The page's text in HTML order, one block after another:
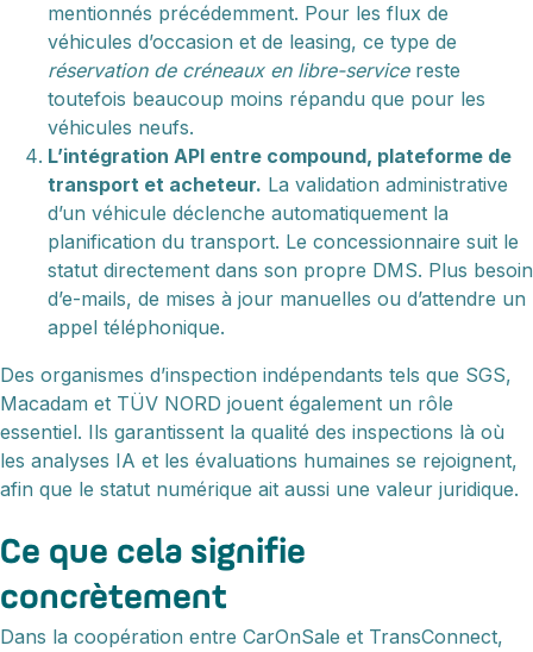
mentionnés précédemment. Pour les flux de
véhicules d’occasion et de leasing, ce type de
réservation de créneaux en libre-servicereste
toutefois beaucoup moins répandu que pour les
véhicules neufs.
L’intégration API entre compound, plateforme de
transport et acheteur. La validation administrative
d’un véhicule déclenche automatiquement la
planification du transport. Le concessionnaire suit le
statut directement dans son propre DMS. Plus besoin
d’e-mails, de mises à jour manuelles ou d’attendre un
appel téléphonique.
Des organismes d’inspection indépendants tels que SGS,
Macadam et TÜV NORD jouent également un rôle
essentiel. Ils garantissent la qualité des inspections là où
les analyses IA et les évaluations humaines se rejoignent,
afin que le statut numérique ait aussi une valeur juridique.
Ce que cela signifie
concrètement
Dans la coopération entre CarOnSale et TransConnect,